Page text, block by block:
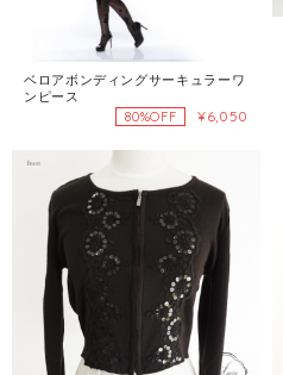
ベロアボンディングサーキュラーワ
ンピース
80%OFF
¥6,050